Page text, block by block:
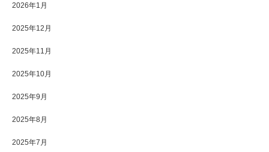
2026年1月
2025年12月
2025年11月
2025年10月
2025年9月
2025年8月
2025年7月